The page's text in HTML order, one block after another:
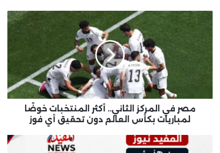
خوضًا
بكأس
مصر في المركز الثاني.. أكثر المنتخبات خوضًا
لمباريات بكأس العالم دون تحقيق أي فوز